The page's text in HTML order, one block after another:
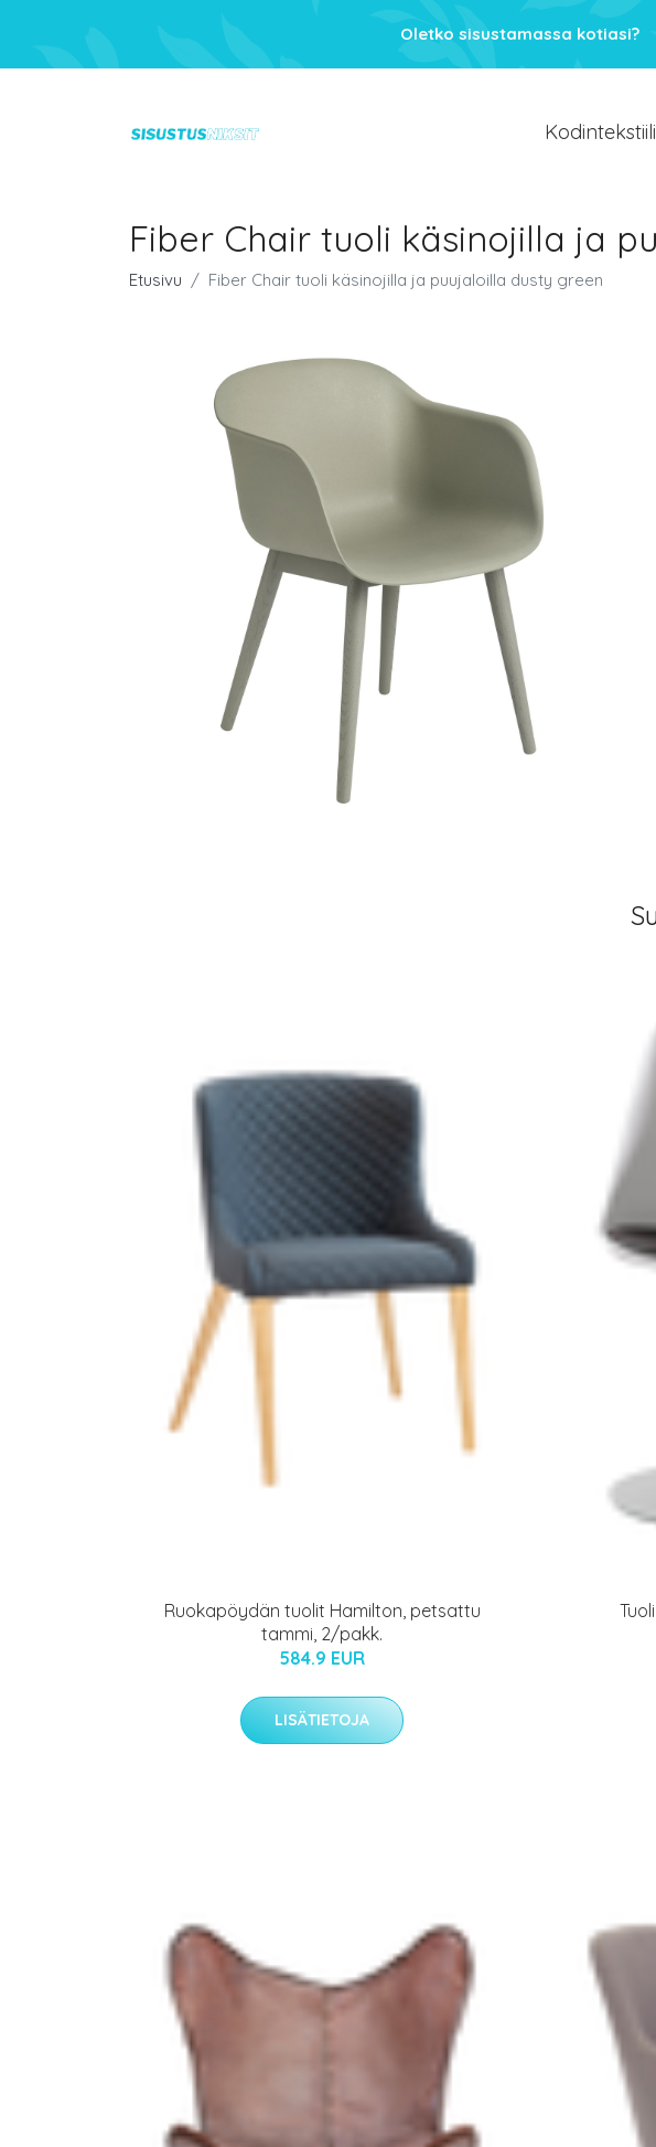
Oletko sisustamassa kotiasi?
Fiber Chair tuoli käsinojilla ja
Etusivu Fiber Chair tuoli käsinojilla ja puujaloilla dusty green
Ruokapöydän tuolit Hamilton, petsattu
tammi, 2/pakk.
584.9 EUR
LISÄTIETOJA